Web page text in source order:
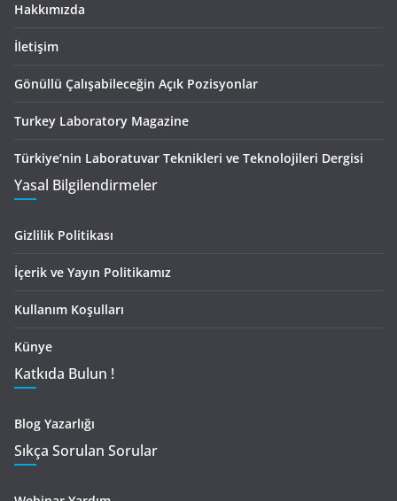
Hakkımızda
İletişim
Gönüllü Çalışabileceğin Açık Pozisyonlar
Turkey Laboratory Magazine
Türkiye’nin Laboratuvar Teknikleri ve Teknolojileri Dergisi
Yasal Bilgilendirmeler
Gizlilik Politikası
İçerik ve Yayın Politikamız
Kullanım Koşulları
Künye
Katkıda Bulun !
Blog Yazarlığı
Sıkça Sorulan Sorular